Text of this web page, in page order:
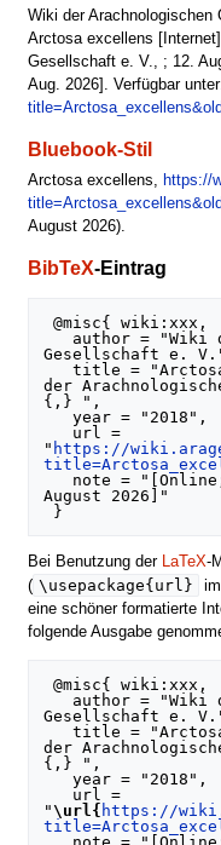
Wiki der Arachnologischen
Arctosa excellens
Gesellschaft e. V., ; 12.
Aug. 2026]. Verfügbar
Bluebook-Stil
Arctosa excellens, https://
August 2026).
BibTeX-Eintrag
@misc{ wiki:xxx,
Gesellschaft e.
   title = "Arctosa excellens --- Wiki
der
{,} ",
   year = "2018",
" https://
August 2026]"
Bei Benutzung der LaTeX-
( \usepackage{url}
eine schöner formatierte
folgende Ausgabe
@misc{ wiki:xxx,
Gesellschaft e.
   title = "Arctosa excellens --- Wiki
der
{,} ",
   year = "2018",
"\url{ https://